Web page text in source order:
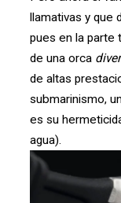
llamativas y que
pues en la parte
de una orca
de altas
submarinismo,
es su
agua).